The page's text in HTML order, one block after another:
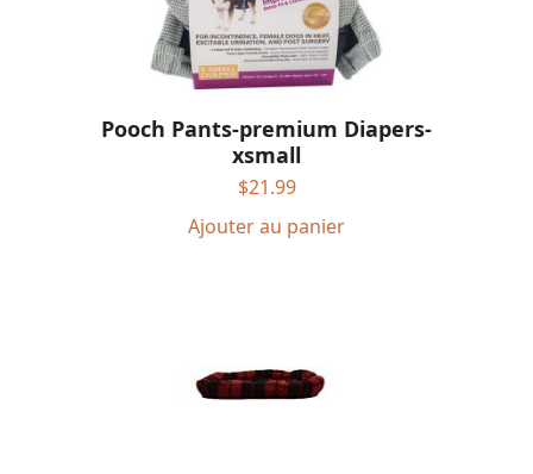
Pooch Pants-premium Diapers-
xsmall
$21.99
Ajouter au panier